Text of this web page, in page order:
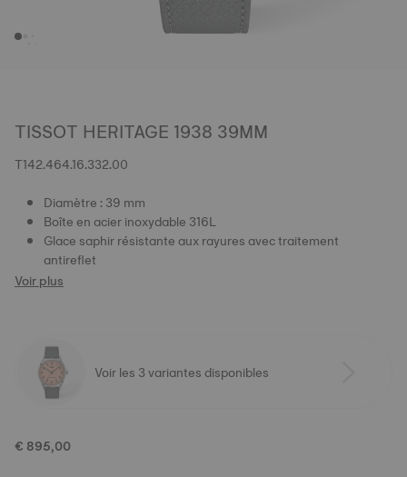
TISSOT HERITAGE 1938 39MM
T142.464.16.332.00
Diamètre : 39 mm
Boîte en acier inoxydable 316L
Glace saphir résistante aux rayures avec traitement
antireflet
Voir plus
Voir les 3 variantes disponibles
€ 895,00